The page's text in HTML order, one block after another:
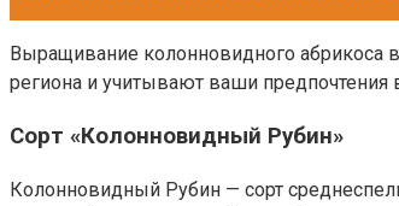
Выращивание колонновидного абрикоса
региона и учитывают ваши предпочтения
Сорт «Колонновидный Рубин»
Колонновидный Рубин — сорт